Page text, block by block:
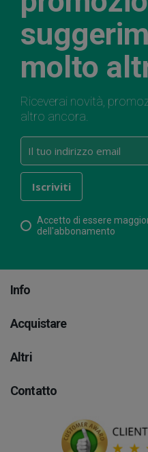
molto
Riceverai novità,
altro ancora.
Accetto di essere
dell'abbonamento
Info
Acquistare
Altri
Contatto